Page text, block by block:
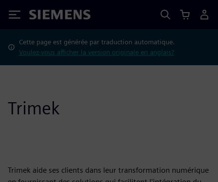
Siemens
Cette page est générée par traduction automatique.
Voulez-vous afficher la version originale en anglais?
Trimek
Trimek aide ses clients dans leur transformation numérique